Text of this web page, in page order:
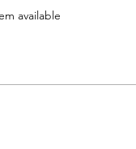
available